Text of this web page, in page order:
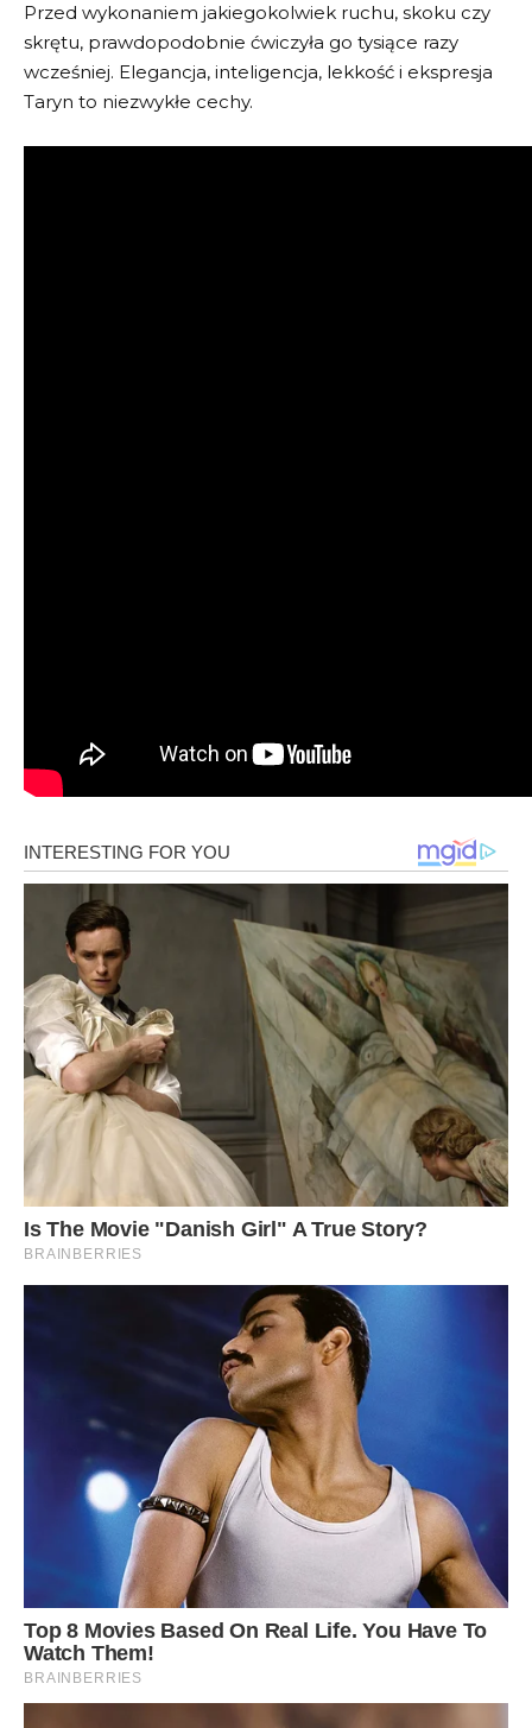
Przed wykonaniem jakiegokolwiek ruchu, skoku czy
skrętu, prawdopodobnie ćwiczyła go tysiące razy
wcześniej. Elegancja, inteligencja, lekkość i ekspresja
Taryn to niezwykłe cechy.